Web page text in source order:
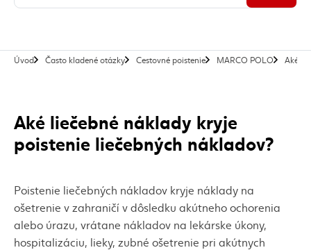
Úvod Často kladené otázky Cestovné poistenie MARCO POLO Aké
Aké liečebné náklady kryje
poistenie liečebných nákladov?
Poistenie liečebných nákladov kryje náklady na
ošetrenie v zahraničí v dôsledku akútneho ochorenia
alebo úrazu, vrátane nákladov na lekárske úkony,
hospitalizáciu, lieky, zubné ošetrenie pri akútnych